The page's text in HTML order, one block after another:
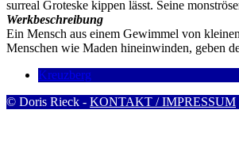
surreal Groteske kippen lässt. Seine
Werkbeschreibung
Ein Mensch aus einem Gewimmel von
Menschen wie Maden hineinwinden, geben
Kreuzberg
© Doris Rieck - KONTAKT / IMPRESSUM